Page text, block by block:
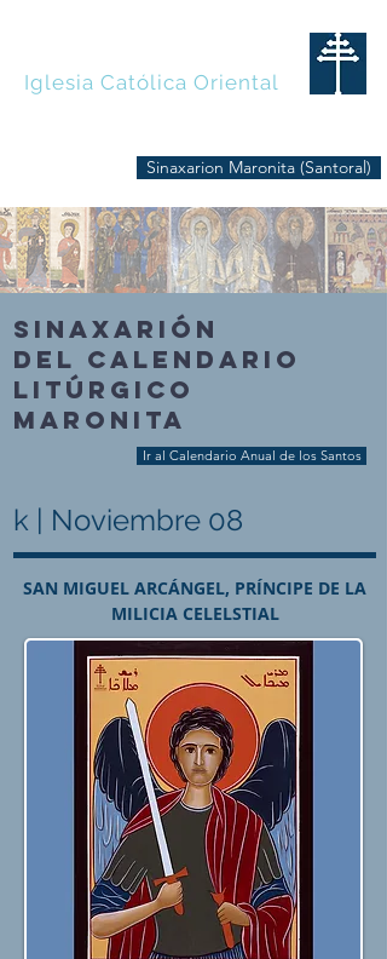
Iglesia Católica Oriental
Sinaxarion Maronita (Santoral)
SINAXARIÓN
DEL CALENDARIO
LITÚRGICO
MARONITA
Ir al Calendario Anual de los Santos
k | Noviembre 08
SAN MIGUEL ARCÁNGEL, PRÍNCIPE DE LA
MILICIA CELELSTIAL